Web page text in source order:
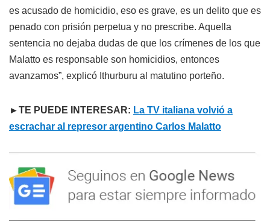
es acusado de homicidio, eso es grave, es un delito que es
penado con prisión perpetua y no prescribe. Aquella
sentencia no dejaba dudas de que los crímenes de los que
Malatto es responsable son homicidios, entonces
avanzamos”, explicó Ithurburu al matutino porteño.
►TE PUEDE INTERESAR: La TV italiana volvió a
escrachar al represor argentino Carlos Malatto